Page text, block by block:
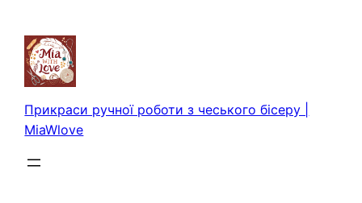
вмісту
Прикраси ручної роботи з чеського бісеру |
MiaWlove